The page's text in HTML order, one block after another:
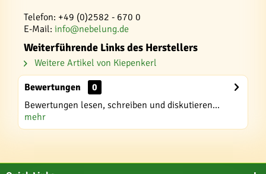
Telefon: +49 (0)2582 - 670 0
E-Mail: info@nebelung.de
Weiterführende Links des Herstellers
Weitere Artikel von Kiepenkerl
Bewertungen
0
Bewertungen lesen, schreiben und diskutieren...
mehr